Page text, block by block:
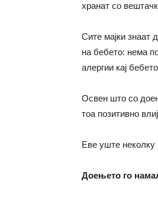
хранат со
Сите мајки знаат
на бебето: нема
алергии кај
Освен што со
тоа позитивно
Еве уште
Доењето го